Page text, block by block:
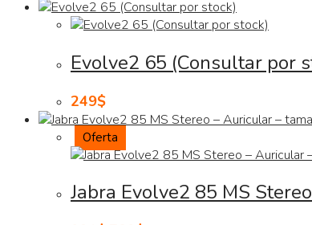
Evolve2 65 (Consultar por
249$
Oferta
Jabra Evolve2 85 MS